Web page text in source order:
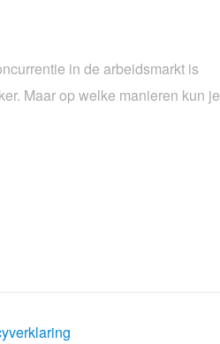
in de arbeidsmarkt is
Maar op welke manieren kun je